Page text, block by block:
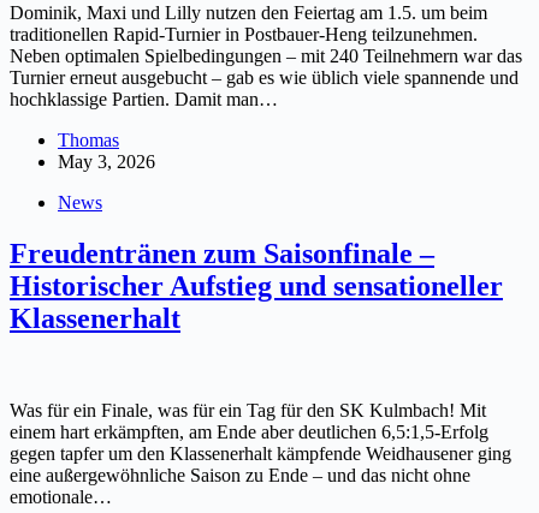
Dominik, Maxi und Lilly nutzen den Feiertag am 1.5. um beim
traditionellen Rapid-Turnier in Postbauer-Heng teilzunehmen.
Neben optimalen Spielbedingungen – mit 240 Teilnehmern war das
Turnier erneut ausgebucht – gab es wie üblich viele spannende und
hochklassige Partien. Damit man…
Thomas
May 3, 2026
News
Freudentränen zum Saisonfinale –
Historischer Aufstieg und sensationeller
Klassenerhalt
Was für ein Finale, was für ein Tag für den SK Kulmbach! Mit
einem hart erkämpften, am Ende aber deutlichen 6,5:1,5-Erfolg
gegen tapfer um den Klassenerhalt kämpfende Weidhausener ging
eine außergewöhnliche Saison zu Ende – und das nicht ohne
emotionale…